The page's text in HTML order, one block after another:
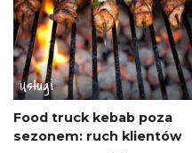
Usługi
Food truck kebab poza
sezonem: ruch klientów